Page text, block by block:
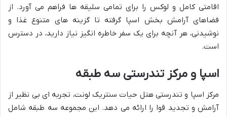
اقامتی کامل و لوکس را برای تمامی سلیقه ها فراهم می آورد. از
فضاهای آرامش بخش اسپا گرفته تا گزینه های متنوع غذا و
نوشیدنی، هر آنچه برای یک سفر خاطره انگیز نیاز دارید، در دسترس
است.
اسپا و مرکز تندرستی سه طبقه
مرکز اسپا و تندرستی هتل حیات سنتریک لونت، تجربه ای بی نظیر از
آرامش و تجدید قوا را ارائه می دهد. این مجموعه سه طبقه شامل